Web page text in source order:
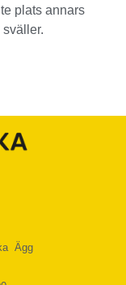
plats annars
sväller.
Ägg